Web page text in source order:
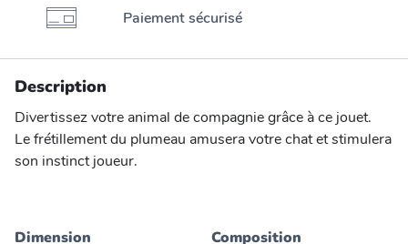
Paiement sécurisé
Description
Divertissez votre animal de compagnie grâce à ce jouet.
Le frétillement du plumeau amusera votre chat et stimulera
son instinct joueur.
Dimension
Composition